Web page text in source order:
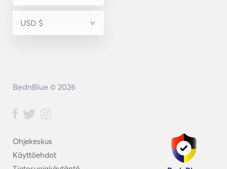
Ohjekeskus
Käyttöehdot
BednBlue © 2026